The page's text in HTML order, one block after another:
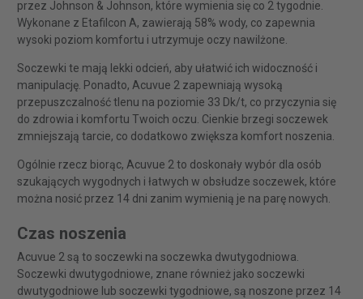
przez Johnson & Johnson, które wymienia się co 2 tygodnie.
Wykonane z Etafilcon A, zawierają 58% wody, co zapewnia
wysoki poziom komfortu i utrzymuje oczy nawilżone.
Soczewki te mają lekki odcień, aby ułatwić ich widoczność i
manipulację. Ponadto, Acuvue 2 zapewniają wysoką
przepuszczalność tlenu na poziomie 33 Dk/t, co przyczynia się
do zdrowia i komfortu Twoich oczu. Cienkie brzegi soczewek
zmniejszają tarcie, co dodatkowo zwiększa komfort noszenia.
Ogólnie rzecz biorąc, Acuvue 2 to doskonały wybór dla osób
szukających wygodnych i łatwych w obsłudze soczewek, które
można nosić przez 14 dni zanim wymienią je na parę nowych.
Czas noszenia
Acuvue 2 są to soczewki na soczewka dwutygodniowa.
Soczewki dwutygodniowe, znane również jako soczewki
dwutygodniowe lub soczewki tygodniowe, są noszone przez 14